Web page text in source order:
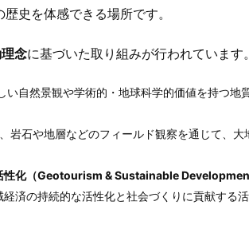
史を体感できる場所です。
念に基づいた取り組みが行われています。
自然景観や学術的・地球科学的価値を持つ地
岩石や地層などのフィールド観察を通じて、
性化（Geotourism & Sustainable
経済の持続的な活性化と社会づくりに貢献する